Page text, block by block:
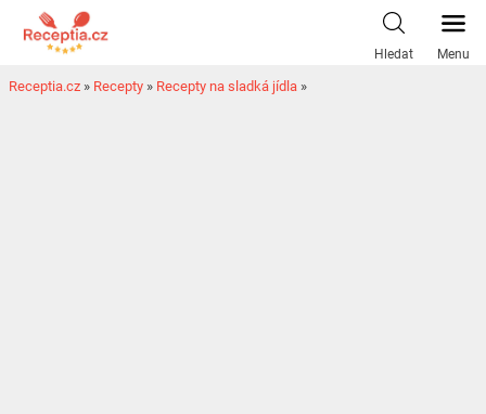
Hledat Menu
Receptia.cz » Recepty » Recepty na sladká jídla »